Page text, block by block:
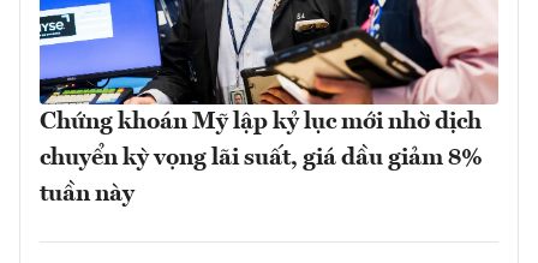
Chứng khoán Mỹ lập kỷ lục mới nhờ dịch
chuyển kỳ vọng lãi suất, giá dầu giảm 8%
tuần này